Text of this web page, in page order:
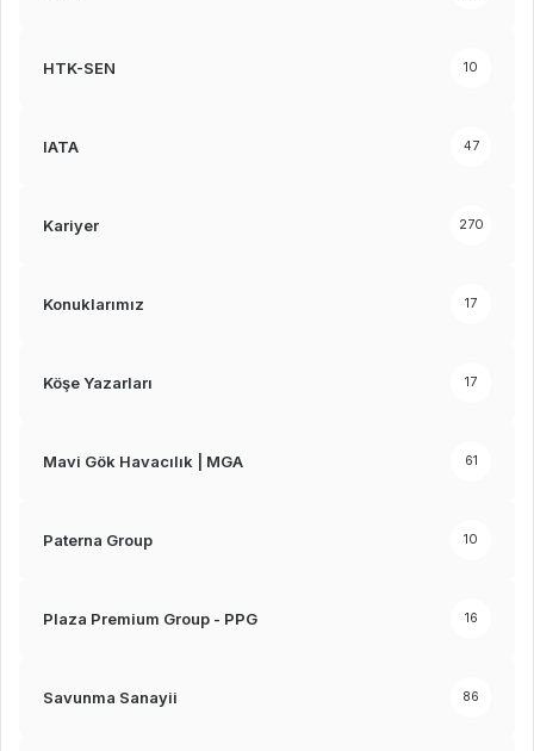
HTK-SEN 10
IATA 47
Kariyer 270
Konuklarımız 17
Köşe Yazarları 17
Mavi Gök Havacılık | MGA 61
Paterna Group 10
Plaza Premium Group - PPG 16
Savunma Sanayii 86